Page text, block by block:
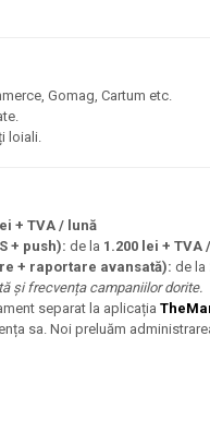
Gomag, Cartum etc.
loiali.
+ TVA / lună
+ push): de la 1.200 lei + TVA
+ raportare avansată): de la
și frecvența campaniilor dorite.
separat la aplicația
sa. Noi preluăm